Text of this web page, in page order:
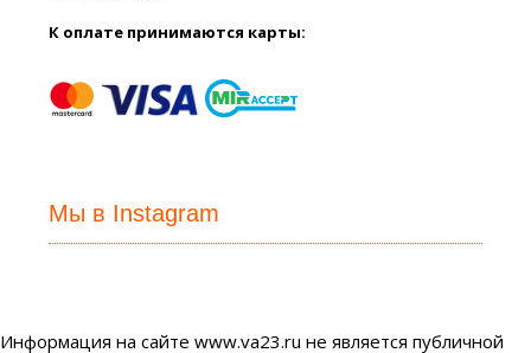
К оплате принимаются карты:
Мы в Instagram
Информация на сайте www.va23.ru не является публичной